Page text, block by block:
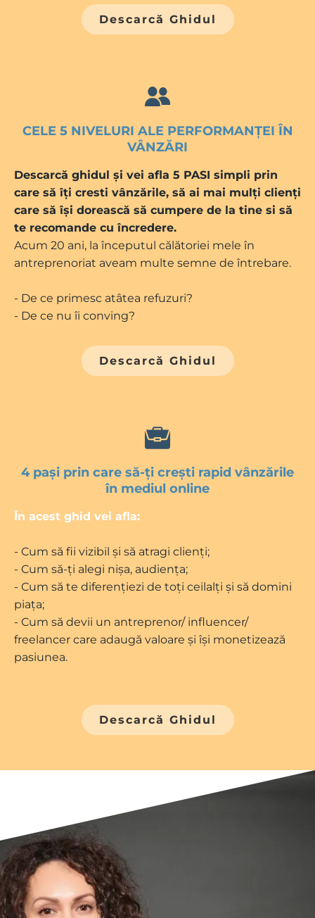
Descarcă Ghidul
CELE 5 NIVELURI ALE PERFORMANȚEI ÎN
VÂNZĂRI
Descarcă ghidul și vei afla 5 PASI simpli prin
care să îți cresti vânzările, să ai mai mulți clienți
care să își dorească să cumpere de la tine si să
te recomande cu încredere.
Acum 20 ani, la începutul călătoriei mele în
antreprenoriat aveam multe semne de întrebare.
- De ce primesc atâtea refuzuri?
- De ce nu îi conving?
Descarcă Ghidul
4 pași prin care să-ți crești rapid vânzările
în mediul online
În acest ghid vei afla:
- Cum să fii vizibil și să atragi clienți;
- Cum să-ți alegi nișa, audiența;
- Cum să te diferențiezi de toți ceilalți și să domini
piața;
- Cum să devii un antreprenor/ influencer/
freelancer care adaugă valoare și își monetizează
pasiunea.
Descarcă Ghidul